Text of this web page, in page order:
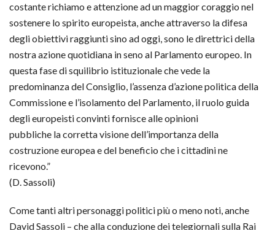
costante richiamo e attenzione ad un maggior coraggio nel
sostenere lo spirito europeista, anche attraverso la difesa
degli obiettivi raggiunti sino ad oggi, sono le direttrici della
nostra azione quotidiana in seno al Parlamento europeo. In
questa fase di squilibrio istituzionale che vede la
predominanza del Consiglio, l’assenza d’azione politica della
Commissione e l’isolamento del Parlamento, il ruolo guida
degli europeisti convinti fornisce alle opinioni
pubbliche la corretta visione dell’importanza della
costruzione europea e del beneficio che i cittadini ne
ricevono.”
(D. Sassoli)
Come tanti altri personaggi politici più o meno noti, anche
David Sassoli – che alla conduzione dei telegiornali sulla Rai